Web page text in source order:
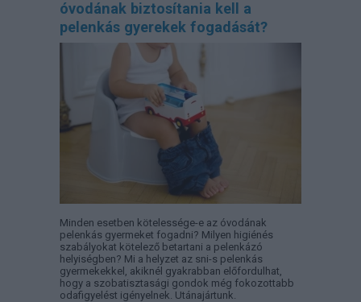
óvodának biztosítania kell a
pelenkás gyerekek fogadását?
Minden esetben kötelessége-e az óvodának
pelenkás gyermeket fogadni? Milyen higiénés
szabályokat kötelező betartani a pelenkázó
helyiségben? Mi a helyzet az sni-s pelenkás
gyermekekkel, akiknél gyakrabban előfordulhat,
hogy a szobatisztasági gondok még fokozottabb
odafigyelést igényelnek. Utánajártunk.